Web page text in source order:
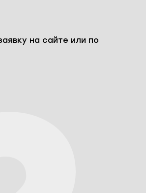
на сайте или по